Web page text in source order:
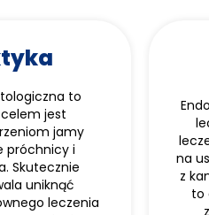
to
jest
jamy
próchnicy i
Skutecznie
uniknąć
leczenia
na
z
to